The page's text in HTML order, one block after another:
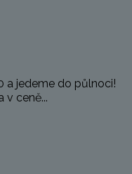
a jedeme do půlnoci!
v ceně...